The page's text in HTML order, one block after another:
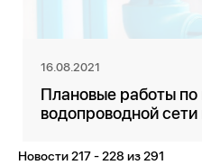
16.08.2021
Плановые работы
водопроводной
Новости 217 - 228 из 291